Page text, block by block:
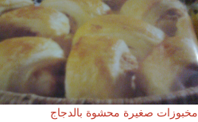
مخبوزات صغيرة محشوة بالدجاج